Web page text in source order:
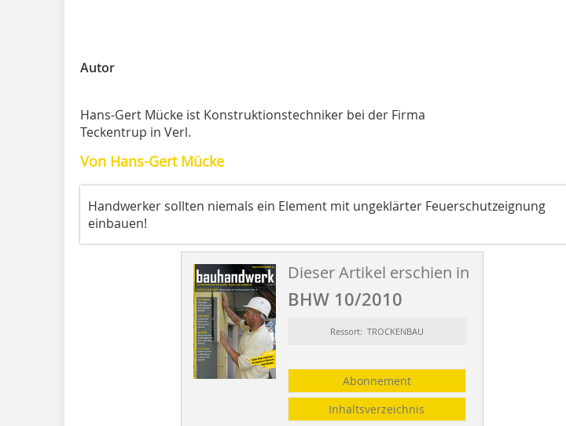
Autor
Hans-Gert Mücke ist Konstruktionstechniker bei der Firma
Teckentrup in Verl.
Von Hans-Gert Mücke
Handwerker sollten niemals ein Element mit ungeklärter Feuerschutzeignung
einbauen!
Dieser Artikel erschien in
BHW 10/2010
Ressort: TROCKENBAU
Abonnement
Inhaltsverzeichnis